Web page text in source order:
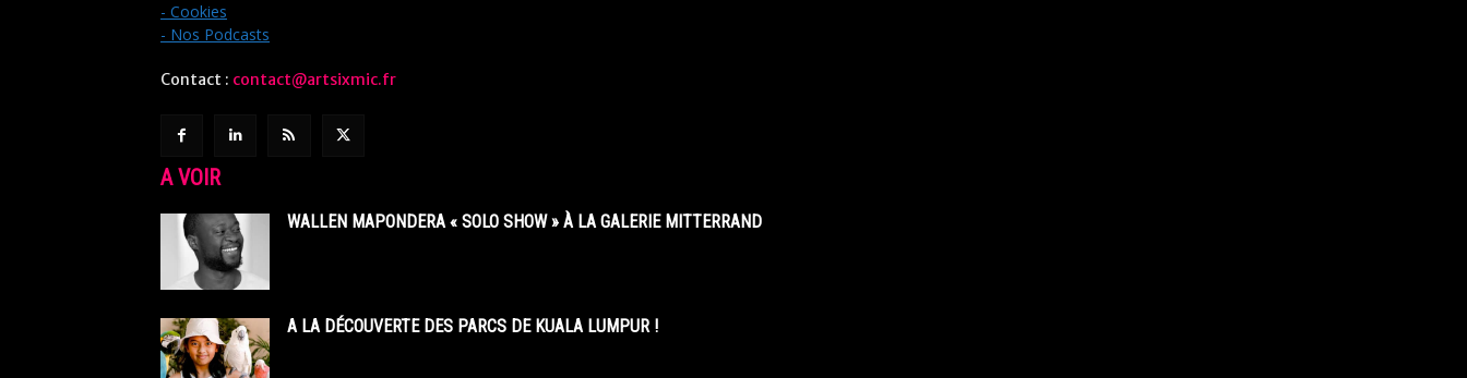
- Cookies
- Nos Podcasts
Contact : contact@artsixmic.fr
A VOIR
WALLEN MAPONDERA « SOLO SHOW » À LA GALERIE MITTERRAND
A LA DÉCOUVERTE DES PARCS DE KUALA LUMPUR !